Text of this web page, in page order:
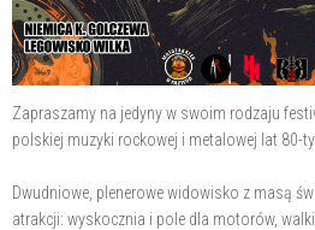
Zapraszamy na jedyny w swoim rodzaju
polskiej muzyki rockowej i metalowej lat 80-
Dwudniowe, plenerowe widowisko z masą
atrakcji: wyskocznia i pole dla motorów,